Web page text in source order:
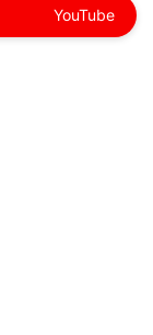
YouTube